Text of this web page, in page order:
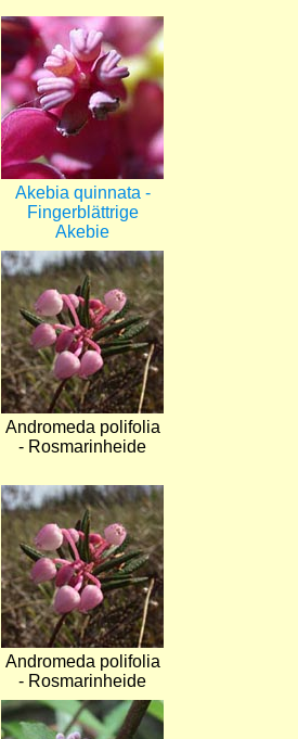
Bild
Akebia quinnata -
Fingerblättrige
Akebie
Bild
Andromeda polifolia
- Rosmarinheide
Bild
Andromeda polifolia
- Rosmarinheide
Bild